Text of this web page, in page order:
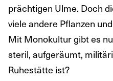
prächtigen Ulme. Doch
viele andere Pflanzen
Mit Monokultur gibt es
steril, aufgeräumt,
Ruhestätte ist?